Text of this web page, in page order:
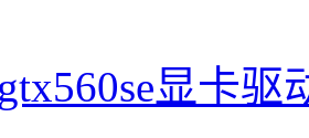
显卡驱